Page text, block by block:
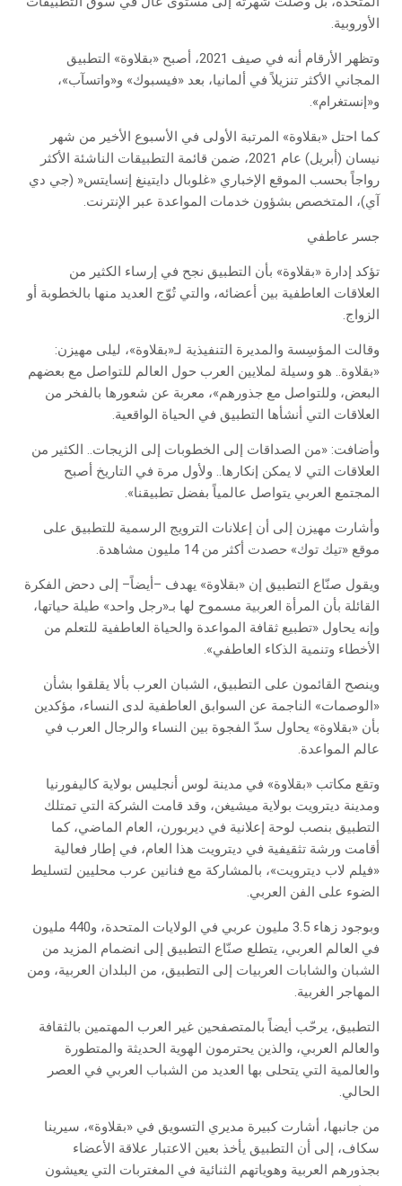
الأوروبية.
وتظهر الأرقام أنه في صيف 2021، أصبح «بقلاوة» التطبيق
المجاني الأكثر تنزيلاً في ألمانيا، بعد «فيسبوك» و«واتسآب»،
و«إنستغرام».
كما احتل «بقلاوة» المرتبة الأولى في الأسبوع الأخير من شهر
نيسان (أبريل) عام 2021، ضمن قائمة التطبيقات الناشئة الأكثر
رواجاً بحسب الموقع الإخباري «غلوبال دايتينغ إنسايتس« (جي دي
آي)، المتخصص بشؤون خدمات المواعدة عبر الإنترنت.
جسر عاطفي
تؤكد إدارة «بقلاوة» بأن التطبيق نجح في إرساء الكثير من
العلاقات العاطفية بين أعضائه، والتي تُوّج العديد منها بالخطوبة أو
الزواج.
وقالت المؤسِسة والمديرة التنفيذية لـ«بقلاوة»، ليلى مهيزن:
«بقلاوة.. هو وسيلة لملايين العرب حول العالم للتواصل مع بعضهم
البعض، وللتواصل مع جذورهم»، معربة عن شعورها بالفخر من
العلاقات التي أنشأها التطبيق في الحياة الواقعية.
وأضافت: «من الصداقات إلى الخطوبات إلى الزيجات.. الكثير من
العلاقات التي لا يمكن إنكارها.. ولأول مرة في التاريخ أصبح
المجتمع العربي يتواصل عالمياً بفضل تطبيقنا».
وأشارت مهيزن إلى أن إعلانات الترويج الرسمية للتطبيق على
موقع «تيك توك» حصدت أكثر من 14 مليون مشاهدة.
ويقول صنّاع التطبيق إن «بقلاوة» يهدف –أيضاً– إلى دحض الفكرة
القائلة بأن المرأة العربية مسموح لها بـ«رجل واحد» طيلة حياتها،
وإنه يحاول «تطبيع ثقافة المواعدة والحياة العاطفية للتعلم من
الأخطاء وتنمية الذكاء العاطفي».
وينصح القائمون على التطبيق، الشبان العرب بألا يقلقوا بشأن
«الوصمات» الناجمة عن السوابق العاطفية لدى النساء، مؤكدين
بأن «بقلاوة» يحاول سدّ الفجوة بين النساء والرجال العرب في
عالم المواعدة.
وتقع مكاتب «بقلاوة» في مدينة لوس أنجليس بولاية كاليفورنيا
ومدينة ديترويت بولاية ميشيغن، وقد قامت الشركة التي تمتلك
التطبيق بنصب لوحة إعلانية في ديربورن، العام الماضي، كما
أقامت ورشة تثقيفية في ديترويت هذا العام، في إطار فعالية
«فيلم لاب ديترويت»، بالمشاركة مع فنانين عرب محليين لتسليط
الضوء على الفن العربي.
وبوجود زهاء 3.5 مليون عربي في الولايات المتحدة، و440 مليون
في العالم العربي، يتطلع صنّاع التطبيق إلى انضمام المزيد من
الشبان والشابات العربيات إلى التطبيق، من البلدان العربية، ومن
المهاجر الغربية.
التطبيق، يرحّب أيضاً بالمتصفحين غير العرب المهتمين بالثقافة
والعالم العربي، والذين يحترمون الهوية الحديثة والمتطورة
والعالمية التي يتحلى بها العديد من الشباب العربي في العصر
الحالي.
من جانبها، أشارت كبيرة مديري التسويق في «بقلاوة»، سيرينا
سكاف، إلى أن التطبيق يأخذ بعين الاعتبار علاقة الأعضاء
بجذورهم العربية وهوياتهم الثنائية في المغتربات التي يعيشون